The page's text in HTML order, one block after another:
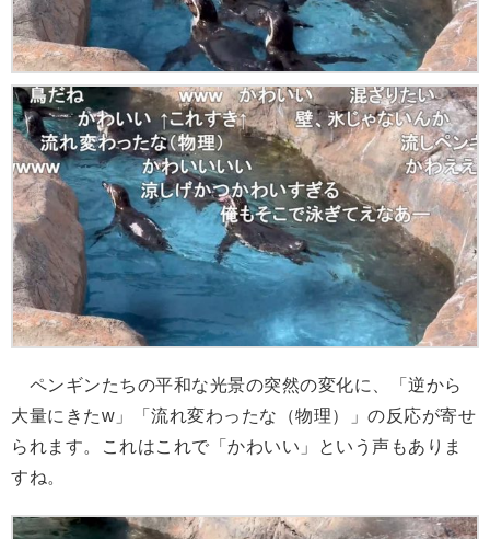
ペンギンたちの平和な光景の突然の変化に、「逆から
大量にきたw」「流れ変わったな（物理）」の反応が寄せ
られます。これはこれで「かわいい」という声もありま
すね。